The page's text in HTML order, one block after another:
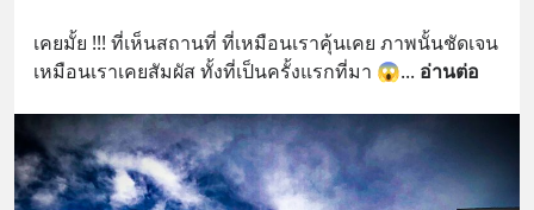
เคยมั้ย !!! ที่เห็นสถานที่ ที่เหมือนเราคุ้นเคย ภาพนั้นชัดเจน
เหมือนเราเคยสัมผัส ทั้งที่เป็นครั้งแรกที่มา 😱... อ่านต่อ